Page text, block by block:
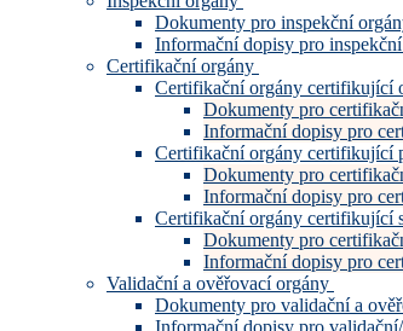
Dokumenty pro inspekční
Informační dopisy pro
Certifikační orgány
Certifikační orgány certifikující
Dokumenty pro
Informační dopisy pro
Certifikační orgány certifikující
Dokumenty pro
Informační dopisy pro
Certifikační orgány certifikující
Dokumenty pro
Informační dopisy pro
Validační a ověřovací orgány
Dokumenty pro validační a
Informační dopisy pro